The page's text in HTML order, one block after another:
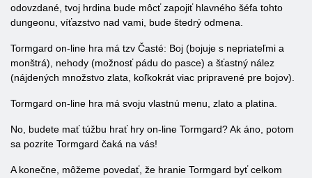
odovzdané, tvoj hrdina bude môcť zapojiť hlavného šéfa tohto
dungeonu, víťazstvo nad vami, bude štedrý odmena.
Tormgard on-line hra má tzv Časté: Boj (bojuje s nepriateľmi a
monštrá), nehody (možnosť pádu do pasce) a šťastný nález
(nájdených množstvo zlata, koľkokrát viac pripravené pre bojov).
Tormgard on-line hra má svoju vlastnú menu, zlato a platina.
No, budete mať túžbu hrať hry on-line Tormgard? Ak áno, potom
sa pozrite Tormgard čaká na vás!
A konečne, môžeme povedať, že hranie Tormgard byť celkom